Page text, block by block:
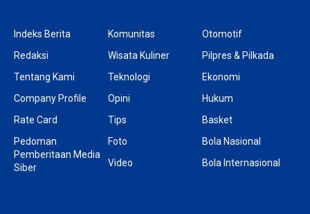
Indeks Berita
Redaksi
Tentang Kami
Company Profile
Rate Card
Pedoman
Pemberitaan Media
Siber
Komunitas
Wisata Kuliner
Teknologi
Opini
Tips
Foto
Video
Otomotif
Pilpres & Pilkada
Ekonomi
Hukum
Basket
Bola Nasional
Bola Internasional